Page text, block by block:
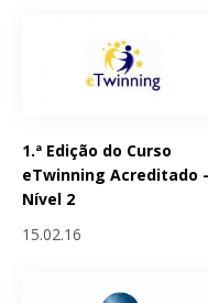
1.ª Edição do Curso
eTwinning Acreditado
Nível 2
15.02.16